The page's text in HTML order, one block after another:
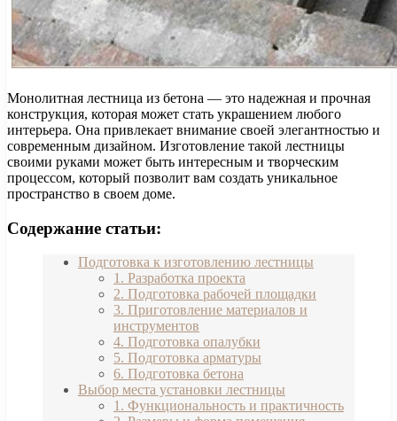
Монолитная лестница из бетона — это надежная и прочная
конструкция, которая может стать украшением любого
интерьера. Она привлекает внимание своей элегантностью и
современным дизайном. Изготовление такой лестницы
своими руками может быть интересным и творческим
процессом, который позволит вам создать уникальное
пространство в своем доме.
Содержание статьи:
Подготовка к изготовлению лестницы
1. Разработка проекта
2. Подготовка рабочей площадки
3. Приготовление материалов и
инструментов
4. Подготовка опалубки
5. Подготовка арматуры
6. Подготовка бетона
Выбор места установки лестницы
1. Функциональность и практичность